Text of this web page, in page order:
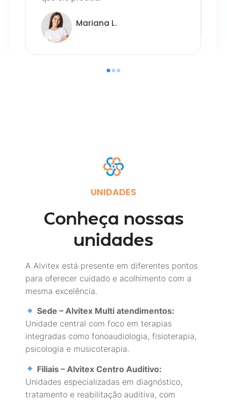
Mariana L.
UNIDADES
Conheça nossas
unidades
A Alvitex está presente em diferentes pontos
para oferecer cuidado e acolhimento com a
mesma excelência.
Sede – Alvitex Multi atendimentos:
Unidade central com foco em terapias
integradas como fonoaudiologia, fisioterapia,
psicologia e musicoterapia.
Filiais – Alvitex Centro Auditivo:
Unidades especializadas em diagnóstico,
tratamento e reabilitação auditiva, com